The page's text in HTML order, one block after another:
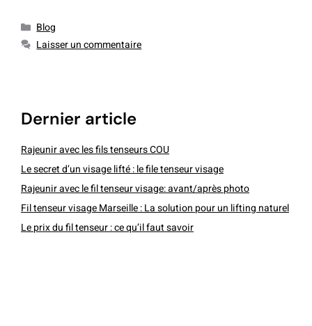
Blog
Laisser un commentaire
dernier article
Rajeunir avec les fils tenseurs COU
Le secret d’un visage lifté : le file tenseur visage
Rajeunir avec le fil tenseur visage: avant/après photo
Fil tenseur visage Marseille : La solution pour un lifting naturel
Le prix du fil tenseur : ce qu’il faut savoir